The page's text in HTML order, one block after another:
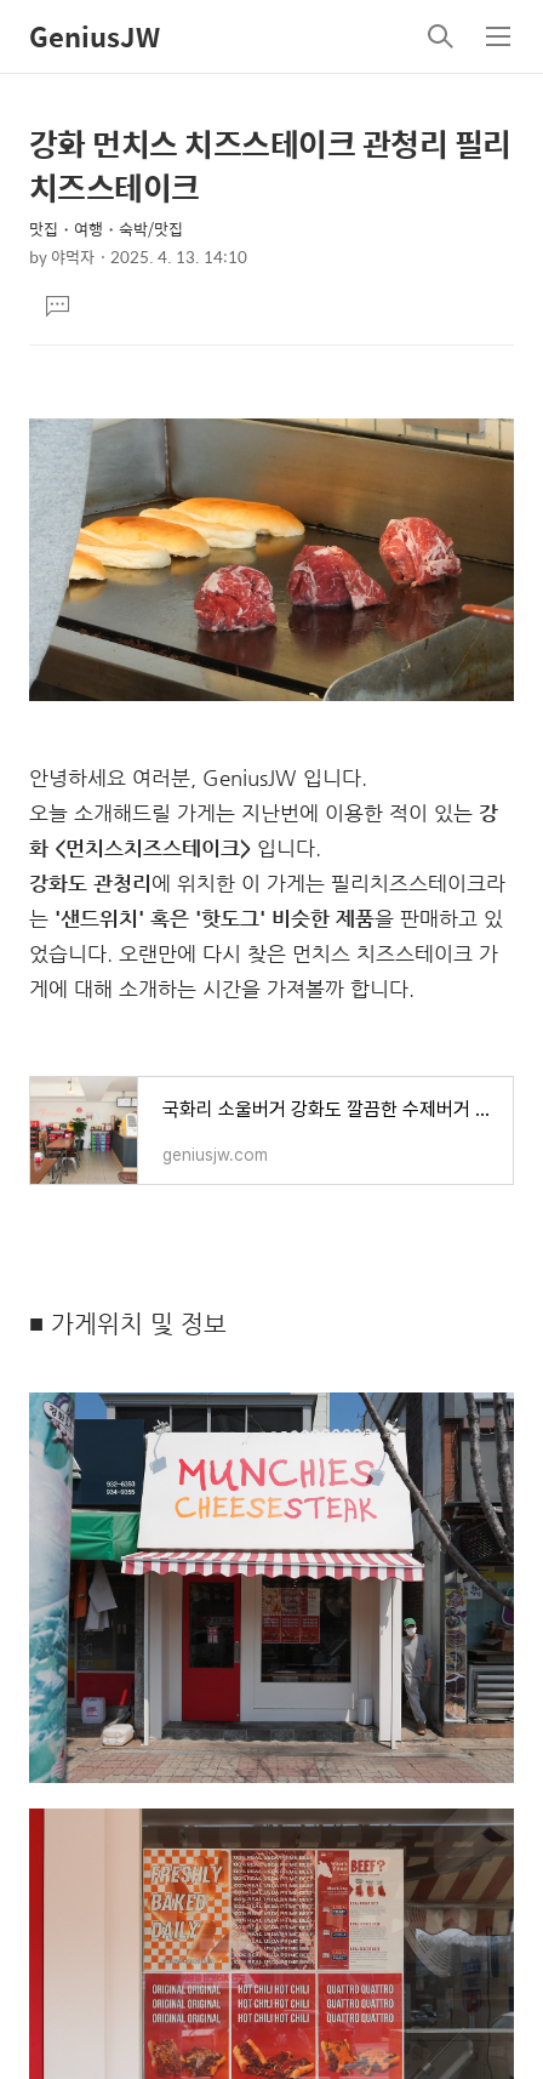
GeniusJW
검
색
메
뉴
상
세
컨
텐
본
문
제
목
강화 먼치스 치즈스테이크 관청리 필리
치즈스테이크
맛집・여행・숙박/맛집
by야먹자 2025. 4. 13. 14:10
문댓
글
안녕하세요 여러분, GeniusJW 입니다.
오늘 소개해드릴 가게는 지난번에 이용한 적이 있는 강
화 <먼치스치즈스테이크> 입니다.
강화도 관청리 에 위치한 이 가게는 필리치즈스테이크라
는 '샌드위치' 혹은 '핫도그' 비슷한 제품을 판매하고 있
었습니다. 오랜만에 다시 찾은 먼치스 치즈스테이크 가
게에 대해 소개하는 시간을 가져볼까 합니다.
국화리 소울버거 강화도 깔끔한 수제버거 맛집
geniusjw.com
■ 가게위치 및 정보